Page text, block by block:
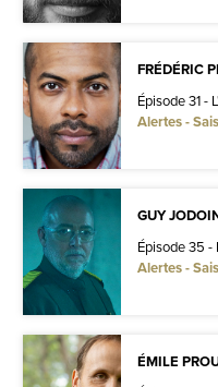
FRÉDÉRIC
Épisode 31 -
Alertes -
GUY
Épisode 35
Alertes -
ÉMILE